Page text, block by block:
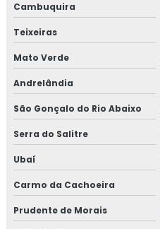
Cambuquira
Teixeiras
Mato Verde
Andrelândia
São Gonçalo do Rio Abaixo
Serra do Salitre
Ubaí
Carmo da Cachoeira
Prudente de Morais